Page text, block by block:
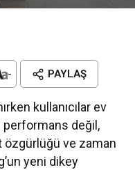
- PAYLAŞ
kullanıcılar ev
performans değil,
özgürlüğü ve zaman
yeni dikey